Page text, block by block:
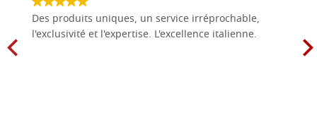
Des produits uniques, un service irréprochable,
l'exclusivité et l'expertise. L'excellence italienne.